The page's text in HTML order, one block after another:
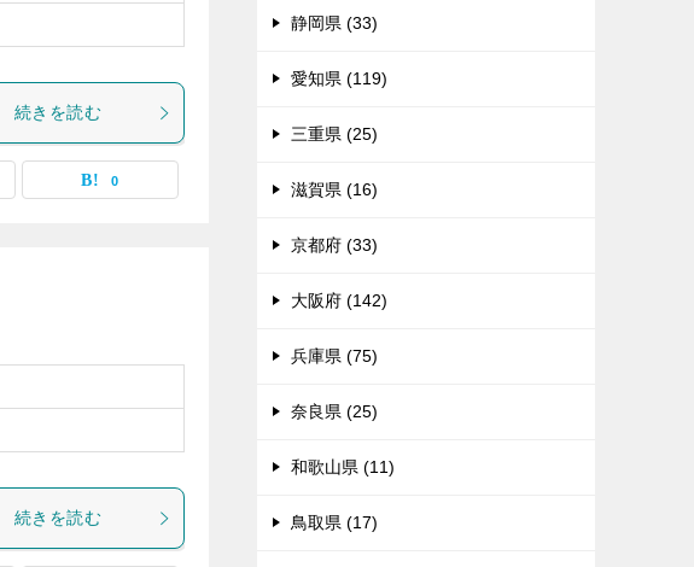
続きを読む
0
続きを読む
静岡県 (33)
愛知県 (119)
三重県 (25)
滋賀県 (16)
京都府 (33)
大阪府 (142)
兵庫県 (75)
奈良県 (25)
和歌山県 (11)
鳥取県 (17)